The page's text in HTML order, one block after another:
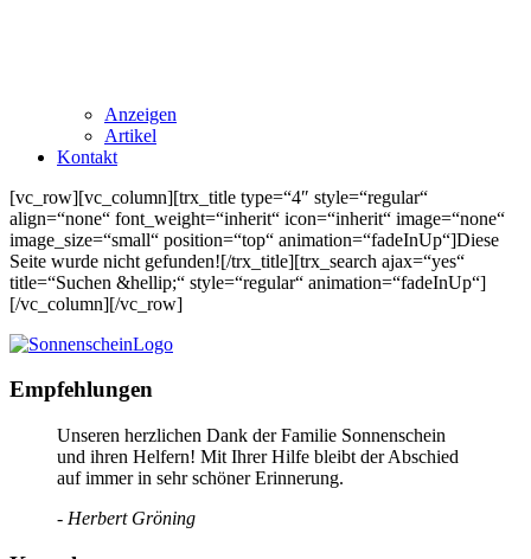
Anzeigen
Artikel
Kontakt
[vc_row][vc_column][trx_title type=“4″ style=“regular“
align=“none“ font_weight=“inherit“ icon=“inherit“ image=“none“
image_size=“small“ position=“top“ animation=“fadeInUp“]Diese
Seite wurde nicht gefunden![/trx_title][trx_search ajax=“yes“
title=“Suchen &hellip;“ style=“regular“ animation=“fadeInUp“]
[/vc_column][/vc_row]
Empfehlungen
Unseren herzlichen Dank der Familie Sonnenschein
und ihren Helfern! Mit Ihrer Hilfe bleibt der Abschied
auf immer in sehr schöner Erinnerung.
- Herbert Gröning